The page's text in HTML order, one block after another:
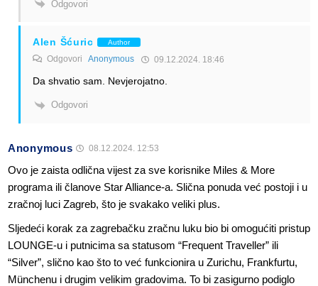
Odgovori
Alen Šćuric Author
Odgovori Anonymous 09.12.2024. 18:46
Da shvatio sam. Nevjerojatno.
Odgovori
Anonymous 08.12.2024. 12:53
Ovo je zaista odlična vijest za sve korisnike Miles & More
programa ili članove Star Alliance-a. Slična ponuda već postoji i u
zračnoj luci Zagreb, što je svakako veliki plus.
Sljedeći korak za zagrebačku zračnu luku bio bi omogućiti pristup
LOUNGE-u i putnicima sa statusom “Frequent Traveller” ili
“Silver”, slično kao što to već funkcionira u Zurichu, Frankfurtu,
Münchenu i drugim velikim gradovima. To bi zasigurno podiglo